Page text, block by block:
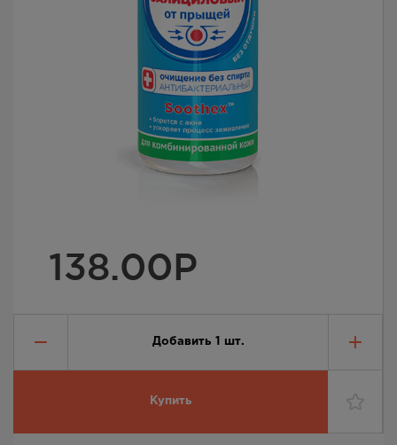
138.00Р
Добавить 1 шт.
Купить